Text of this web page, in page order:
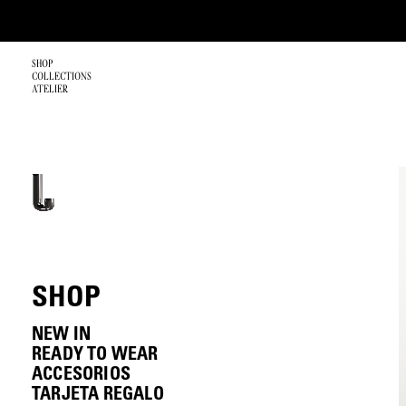
SHOP
COLLECTIONS
ATELIER
SHOP
NEW IN
READY TO WEAR
PADELCORE
ABRIGOS
ACCESORIOS
BOLSOS
TARJETA REGALO